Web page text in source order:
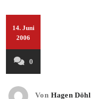
14. Juni
2006
0
Von Hagen Döhl